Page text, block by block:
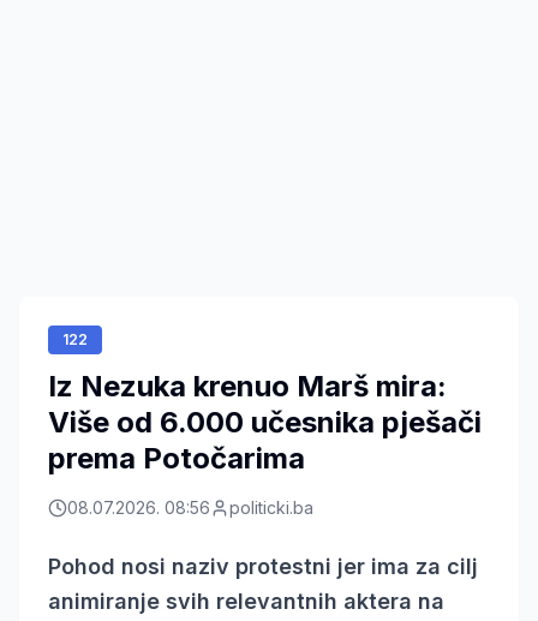
122
Iz Nezuka krenuo Marš mira:
Više od 6.000 učesnika pješači
prema Potočarima
08.07.2026. 08:56 politicki.ba
Pohod nosi naziv protestni jer ima za cilj
animiranje svih relevantnih aktera na